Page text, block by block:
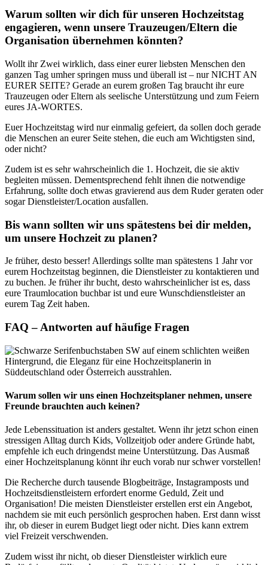
Warum sollten wir dich für unseren Hochzeitstag
engagieren, wenn unsere Trauzeugen/Eltern die
Organisation übernehmen könnten?
Wollt ihr Zwei wirklich, dass einer eurer liebsten Menschen den
ganzen Tag umher springen muss und überall ist – nur NICHT AN
EURER SEITE? Gerade an eurem großen Tag braucht ihr eure
Trauzeugen oder Eltern als seelische Unterstützung und zum Feiern
eures JA-WORTES.
Euer Hochzeitstag wird nur einmalig gefeiert, da sollen doch gerade
die Menschen an eurer Seite stehen, die euch am Wichtigsten sind,
oder nicht?
Zudem ist es sehr wahrscheinlich die 1. Hochzeit, die sie aktiv
begleiten müssen. Dementsprechend fehlt ihnen die notwendige
Erfahrung, sollte doch etwas gravierend aus dem Ruder geraten oder
sogar Dienstleister/Location ausfallen.
Bis wann sollten wir uns spätestens bei dir melden,
um unsere Hochzeit zu planen?
Je früher, desto besser! Allerdings sollte man spätestens 1 Jahr vor
eurem Hochzeitstag beginnen, die Dienstleister zu kontaktieren und
zu buchen. Je früher ihr bucht, desto wahrscheinlicher ist es, dass
eure Traumlocation buchbar ist und eure Wunschdienstleister an
eurem Tag Zeit haben.
FAQ – Antworten auf häufige Fragen
Warum sollen wir uns einen Hochzeitsplaner nehmen, unsere
Freunde brauchten auch keinen?
Jede Lebenssituation ist anders gestaltet. Wenn ihr jetzt schon einen
stressigen Alltag durch Kids, Vollzeitjob oder andere Gründe habt,
empfehle ich euch dringendst meine Unterstützung. Das Ausmaß
einer Hochzeitsplanung könnt ihr euch vorab nur schwer vorstellen!
Die Recherche durch tausende Blogbeiträge, Instagramposts und
Hochzeitsdienstleistern erfordert enorme Geduld, Zeit und
Organisation! Die meisten Dienstleister erstellen erst ein Angebot,
nachdem sie mit euch persönlich gesprochen haben. Erst dann wisst
ihr, ob dieser in eurem Budget liegt oder nicht. Dies kann extrem
viel Freizeit verschwenden.
Zudem wisst ihr nicht, ob dieser Dienstleister wirklich eure